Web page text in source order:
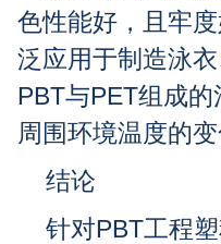
色性能好，且牢
泛应用于制造泳
PBT与PET组成
周围环境温度的
结论
针对PBT工程